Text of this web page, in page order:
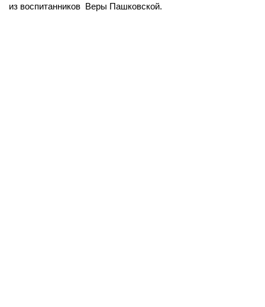
из воспитанников Веры Пашковской.